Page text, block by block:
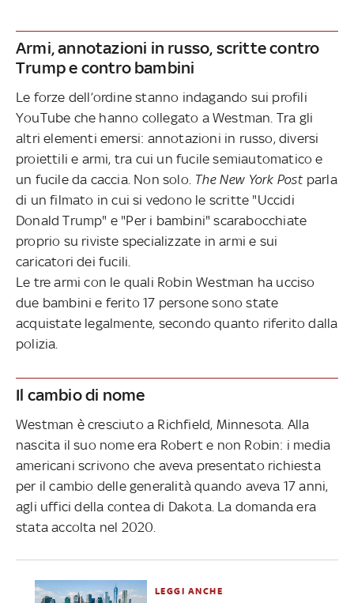
Armi, annotazioni in russo, scritte contro
Trump e contro bambini
Le forze dell’ordine stanno indagando sui profili
YouTube che hanno collegato a Westman. Tra gli
altri elementi emersi: annotazioni in russo, diversi
proiettili e armi, tra cui un fucile semiautomatico e
un fucile da caccia. Non solo. The New York Postparla
di un filmato in cui si vedono le scritte "Uccidi
Donald Trump" e "Per i bambini" scarabocchiate
proprio su riviste specializzate in armi e sui
caricatori dei fucili.
Le tre armi con le quali Robin Westman ha ucciso
due bambini e ferito 17 persone sono state
acquistate legalmente, secondo quanto riferito dalla
polizia.
Il cambio di nome
Westman è cresciuto a Richfield, Minnesota. Alla
nascita il suo nome era Robert e non Robin: i media
americani scrivono che aveva presentato richiesta
per il cambio delle generalità quando aveva 17 anni,
agli uffici della contea di Dakota. La domanda era
stata accolta nel 2020.
LEGGI ANCHE